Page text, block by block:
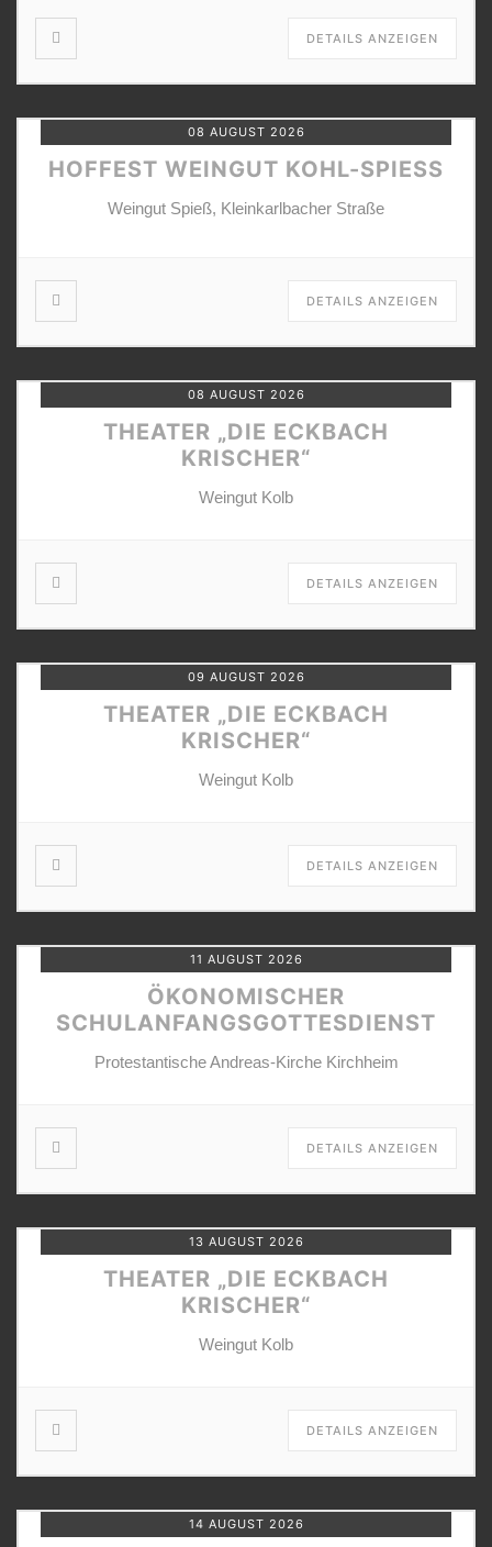
DETAILS ANZEIGEN
08 AUGUST 2026
HOFFEST WEINGUT KOHL-SPIESS
Weingut Spieß, Kleinkarlbacher Straße
DETAILS ANZEIGEN
08 AUGUST 2026
THEATER „DIE ECKBACH
KRISCHER“
Weingut Kolb
DETAILS ANZEIGEN
09 AUGUST 2026
THEATER „DIE ECKBACH
KRISCHER“
Weingut Kolb
DETAILS ANZEIGEN
11 AUGUST 2026
ÖKONOMISCHER
SCHULANFANGSGOTTESDIENST
Protestantische Andreas-Kirche Kirchheim
DETAILS ANZEIGEN
13 AUGUST 2026
THEATER „DIE ECKBACH
KRISCHER“
Weingut Kolb
DETAILS ANZEIGEN
14 AUGUST 2026